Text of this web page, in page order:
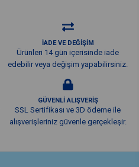
İADE VE DEĞİŞİM
Ürünleri 14 gün içerisinde iade
edebilir veya değişim yapabilirsiniz.
GÜVENLİ ALIŞVERİŞ
SSL Sertifikası ve 3D ödeme ile
alışverişleriniz güvenle gerçekleşir.